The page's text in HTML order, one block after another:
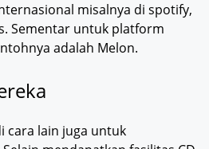
misalnya di spotify,
Sementar untuk platform
adalah Melon.
cara lain juga untuk